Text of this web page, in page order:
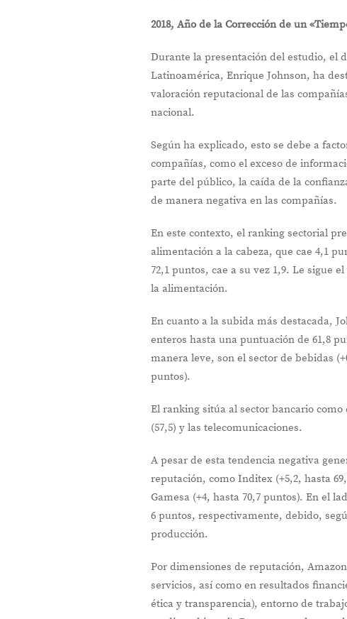
2018, Año de la Corrección de un
Durante la presentación del estudio, el
Latinoamérica, Enrique Johnson, ha
valoración reputacional de las
nacional.
Según ha explicado, esto se debe a
compañías, como el exceso de
parte del público, la caída de la
de manera negativa en las compañías.
En este contexto, el ranking sectorial
alimentación a la cabeza, que cae 4,1
72,1 puntos, cae a su vez 1,9. Le sigue
la alimentación.
En cuanto a la subida más destacada,
enteros hasta una puntuación de 61,8
manera leve, son el sector de bebidas
puntos).
El ranking sitúa al sector bancario
(57,5) y las telecomunicaciones.
A pesar de esta tendencia negativa
reputación, como Inditex (+5,2, hasta
Gamesa (+4, hasta 70,7 puntos). En el
6 puntos, respectivamente, debido,
producción.
Por dimensiones de reputación,
servicios, así como en resultados
ética y transparencia), entorno de